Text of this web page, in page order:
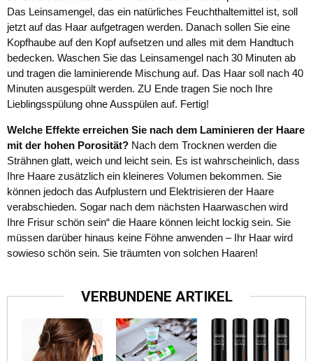
Das Leinsamengel, das ein natürliches Feuchthaltemittel ist, soll
jetzt auf das Haar aufgetragen werden. Danach sollen Sie eine
Kopfhaube auf den Kopf aufsetzen und alles mit dem Handtuch
bedecken. Waschen Sie das Leinsamengel nach 30 Minuten ab
und tragen die laminierende Mischung auf. Das Haar soll nach 40
Minuten ausgespült werden. ZU Ende tragen Sie noch Ihre
Lieblingsspülung ohne Ausspülen auf. Fertig!
Welche Effekte erreichen Sie nach dem Laminieren der Haare
mit der hohen Porosität? Nach dem Trocknen werden die
Strähnen glatt, weich und leicht sein. Es ist wahrscheinlich, dass
Ihre Haare zusätzlich ein kleineres Volumen bekommen. Sie
können jedoch das Aufplustern und Elektrisieren der Haare
verabschieden. Sogar nach dem nächsten Haarwaschen wird
Ihre Frisur schön sein“ die Haare können leicht lockig sein. Sie
müssen darüber hinaus keine Föhne anwenden – Ihr Haar wird
sowieso schön sein. Sie träumten von solchen Haaren!
VERBUNDENE ARTIKEL